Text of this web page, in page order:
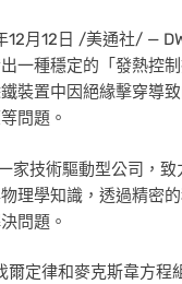
月12日 /美通社/ —
一種穩定的「發熱控
裝置中因絕緣擊穿導
問題。
家技術驅動型公司，
理學知識，透過精密
問題。
爾定律和麥克斯韋方程